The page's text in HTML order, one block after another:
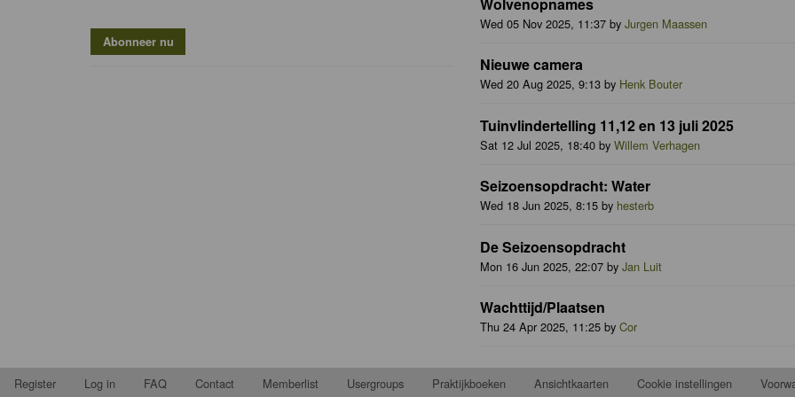
Wed 05 Nov 2025, 11:37 by Jurgen Maassen
Nieuwe camera
Wed 20 Aug 2025, 9:13 by Henk Bouter
Tuinvlindertelling 11,12 en 13 juli 2025
Sat 12 Jul 2025, 18:40 by Willem Verhagen
Seizoensopdracht: Water
Wed 18 Jun 2025, 8:15 by hesterb
De Seizoensopdracht
Mon 16 Jun 2025, 22:07 by Jan Luit
Wachttijd/Plaatsen
Thu 24 Apr 2025, 11:25 by Cor
Register Log in FAQ Contact Memberlist Usergroups Praktijkboeken Ansichtkaarten Cookie instellingen